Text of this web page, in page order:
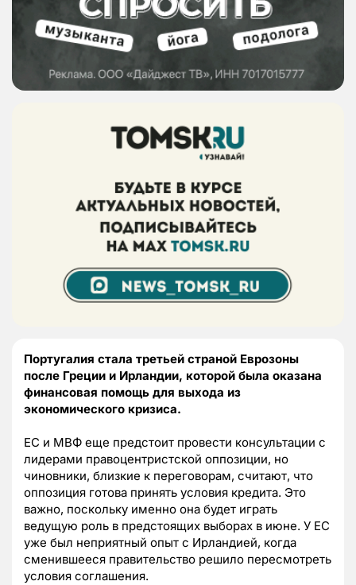
Португалия стала третьей страной Еврозоны
после Греции и Ирландии, которой была оказана
финансовая помощь для выхода из
экономического кризиса.
ЕС и МВФ еще предстоит провести консультации с
лидерами правоцентристской оппозиции, но
чиновники, близкие к переговорам, считают, что
оппозиция готова принять условия кредита. Это
важно, поскольку именно она будет играть
ведущую роль в предстоящих выборах в июне. У ЕС
уже был неприятный опыт с Ирландией, когда
сменившееся правительство решило пересмотреть
условия соглашения.